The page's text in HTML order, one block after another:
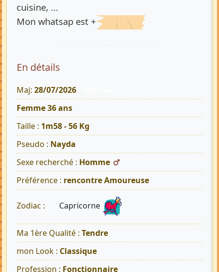
cuisine, ...
Mon whatsap est +
En détails
Maj: 28/07/2026
Femme 36 ans
Taille : 1m58 - 56 Kg
Pseudo : Nayda
Sexe recherché : Homme
Préférence : rencontre Amoureuse
Zodiac : Capricorne
Ma 1ère Qualité : Tendre
mon Look : Classique
Profession : Fonctionnaire